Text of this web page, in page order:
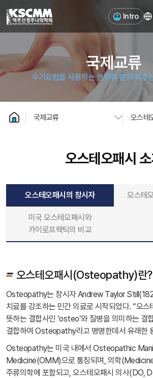
척추신경추
Intro
국제교류
수기요법을 사용하는 한의학 분과 척추
국제교류 오스테
오스테오패시 소
오스테오패시의 창시자 오스테
미국 오스테오패시와
카이로프랙틱의 비교
오스테오패시(Osteopathy)란?
Osteopathy는 창시자 Andrew Taylor
치료를 강조하는 민간 의료로 시작되었다. “오스
뜻하는 결합사인 ‘osteo’와 질병을 의미하는 결
결합하여 Osteopathy라고 명명한데서 유래한
Osteopathy는 미국 내에서 Osteopathic
Medicine(OMM)으로 통칭되며, 의학
주류의학에 포함되고, 오스테오패시 의사(DO,